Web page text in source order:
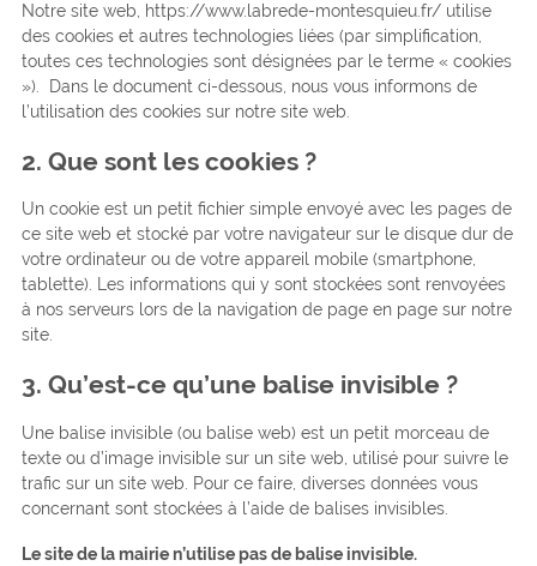
Notre site web, https://www.labrede-montesquieu.fr/ utilise
des cookies et autres technologies liées (par simplification,
toutes ces technologies sont désignées par le terme « cookies
»). Dans le document ci-dessous, nous vous informons de
l’utilisation des cookies sur notre site web.
2. Que sont les cookies ?
Un cookie est un petit fichier simple envoyé avec les pages de
ce site web et stocké par votre navigateur sur le disque dur de
votre ordinateur ou de votre appareil mobile (smartphone,
tablette). Les informations qui y sont stockées sont renvoyées
à nos serveurs lors de la navigation de page en page sur notre
site.
3. Qu’est-ce qu’une balise invisible ?
Une balise invisible (ou balise web) est un petit morceau de
texte ou d’image invisible sur un site web, utilisé pour suivre le
trafic sur un site web. Pour ce faire, diverses données vous
concernant sont stockées à l’aide de balises invisibles.
Le site de la mairie n’utilise pas de balise invisible.